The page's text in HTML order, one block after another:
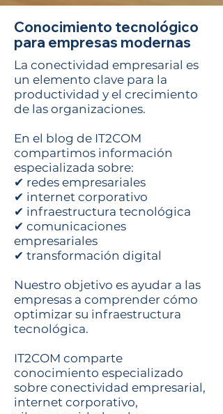
Conocimiento tecnológico
para empresas modernas
La conectividad empresarial es
un elemento clave para la
productividad y el crecimiento
de las organizaciones.
En el blog de IT2COM
compartimos información
especializada sobre:
✔ redes empresariales
✔ internet corporativo
✔ infraestructura tecnológica
✔ comunicaciones
empresariales
✔ transformación digital
Nuestro objetivo es ayudar a las
empresas a comprender cómo
optimizar su infraestructura
tecnológica.
IT2COM comparte
conocimiento especializado
sobre conectividad empresarial,
internet corporativo,